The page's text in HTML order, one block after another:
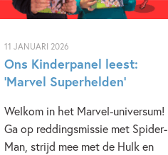
11 JANUARI 2026
Ons Kinderpanel leest:
‘Marvel Superhelden’
Welkom in het Marvel-universum!
Ga op reddingsmissie met Spider-
Man, strijd mee met de Hulk en